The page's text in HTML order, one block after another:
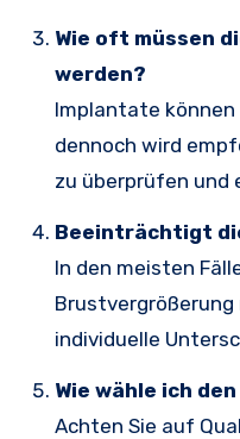
Wie oft müssen die Implantate gewechselt
werden?
Implantate
dennoch wird
zu überprüfen und
Beeinträchtigt
In den meisten
Brustvergrößerung
individuelle
Wie wähle ich
Achten Sie auf